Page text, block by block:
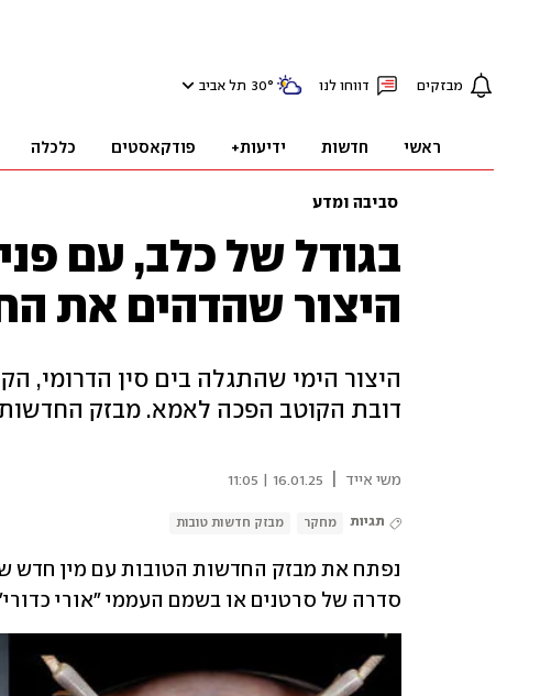
מבזקים דווחו לנו 30° תל אביב
ראשי חדשות ידיעות+ פודקאסטים כלכלה
סביבה ומדע
בגודל של כלב, עם
היצור שהדהים את
היצור הימי שהתגלה בים סין הדרומי,
דובת הקוטב הפכה לאמא. מבזק
משי אייד 16.01.25 | 11:05
תגיות מחקר מבזק חדשות טובות
סדרה של סרטנים או בשמם העממי "אורי